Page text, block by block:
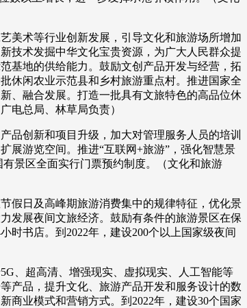
术等行业创新发展，引导文化和旅游场所增加
技术发掘中华文化宝贵资源，为广大人民群众提
基地的供给能力。鼓励文创产品开发与经营，拓
休闲农业示范县和乡村旅游重点村。推进国家全
、融合发展。打造一批具有文旅特色的高品位休
电总局、林草局负责）
创新和项目升级，加大对管理服务人员的培训
展游览空间。推进“互联网+旅游”，强化智慧景
景区全面实行门票预约制度。（文化和旅游
日及高峰期旅游消费集中的规律特征，优化景
发展夜间文旅经济。鼓励有条件的旅游景区在保
时书店。到2022年，建设200个以上国家级夜间
、超高清、增强现实、虚拟现实、人工智能等
产品，提升文化、旅游产品开发和服务设计的数
商业模式和营销方式。到2022年，建设30个国家